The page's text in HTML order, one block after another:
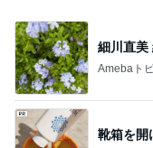
細川直美
Amebaト
靴箱を開